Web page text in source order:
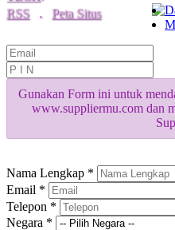
RSS
. Peta Situs
Gunakan Form ini untuk
www.suppliermu.com dan
Nama Lengkap *
Email *
Telepon *
Negara *